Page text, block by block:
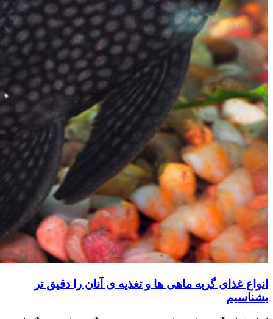
انواع غذای گربه ماهی ها و تغذیه ی آنان را دقیق تر
بشناسیم